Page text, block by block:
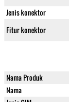
Jenis konektor
Fitur konektor
Nama Produk
Nama